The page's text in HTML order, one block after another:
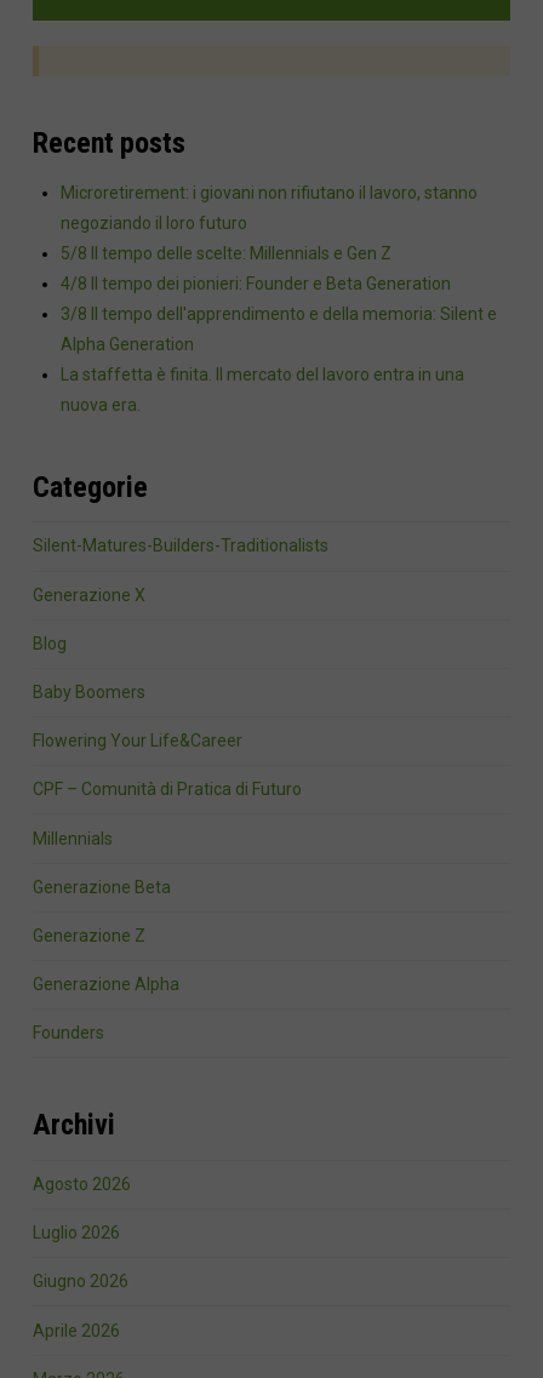
Recent posts
Microretirement: i giovani non rifiutano il lavoro, stanno
negoziando il loro futuro
5/8 Il tempo delle scelte: Millennials e Gen Z
4/8 Il tempo dei pionieri: Founder e Beta Generation
3/8 Il tempo dell'apprendimento e della memoria: Silent e
Alpha Generation
La staffetta è finita. Il mercato del lavoro entra in una
nuova era.
Categorie
Silent-Matures-Builders-Traditionalists
Generazione X
Blog
Baby Boomers
Flowering Your Life&Career
CPF – Comunità di Pratica di Futuro
Millennials
Generazione Beta
Generazione Z
Generazione Alpha
Founders
Archivi
Agosto 2026
Luglio 2026
Giugno 2026
Aprile 2026